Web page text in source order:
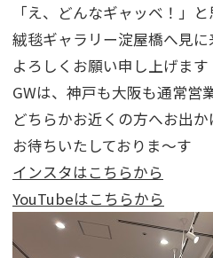
「え、どんなギャッベ！」と
絨毯ギャラリー淀屋橋へ見に
よろしくお願い申し上げます
GWは、神戸も大阪も通常営
どちらかお近くの方へお出
お待ちいたしておりま～す
インスタはこちらから
YouTubeはこちらから